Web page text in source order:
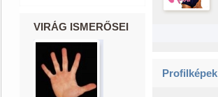
VIRÁG ISMERŐSEI
Profilképek